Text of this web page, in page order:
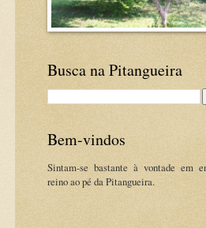
Busca na Pitangueira
Bem-vindos
Sintam-se bastante à vontade em
reino ao pé da Pitangueira.